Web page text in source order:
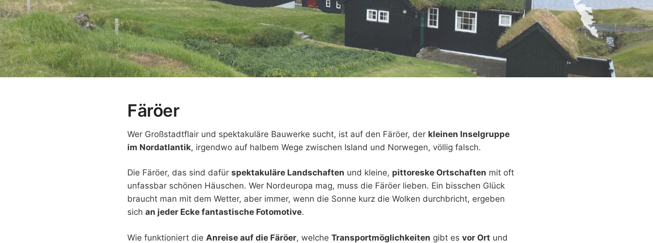
Färöer
Wer Großstadtflair und spektakuläre Bauwerke sucht, ist auf den Färöer, der kleinen Inselgruppe
im Nordatlantik, irgendwo auf halbem Wege zwischen Island und Norwegen, völlig falsch.
Die Färöer, das sind dafür spektakuläre Landschaften und kleine, pittoreske Ortschaften mit oft
unfassbar schönen Häuschen. Wer Nordeuropa mag, muss die Färöer lieben. Ein bisschen Glück
braucht man mit dem Wetter, aber immer, wenn die Sonne kurz die Wolken durchbricht, ergeben
sich an jeder Ecke fantastische Fotomotive.
Wie funktioniert die Anreise auf die Färöer, welche Transportmöglichkeiten gibt es vor Ort und